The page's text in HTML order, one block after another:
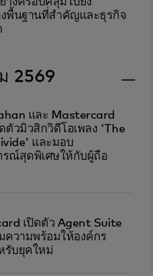
งพื้นฐานที่สำคัญและธุรกิจ
2569
และ Mastercard
ตัวมิวสิกวิดีโอเพลง 'The
และมอบ
รณ์สุดพิเศษให้กับผู้ถือ
เปิดตัว Agent Suite
ความพร้อมให้องค์กร
รับยุคใหม่